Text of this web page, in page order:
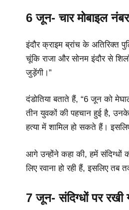
6 जून- चार मोबाइल
इंदौर क्राइम ब्रांच के अतिरिक्त
चूंकि राजा और सोनम इंदौर से
जुड़ेंगी।”
दंडोतिया बताते हैं, “6 जून को
तीन युवकों की पहचान हुई है,
हत्या में शामिल हो सकते हैं।
आगे उन्होंने कहा की, हमें संदिग्धों
लिए रवाना हो रही हैं, इसलिए
7 जून- संदिग्धों पर रखी